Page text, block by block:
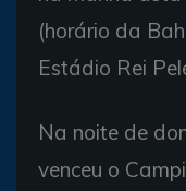
(horário da
Estádio Rei
Na noite de
venceu o